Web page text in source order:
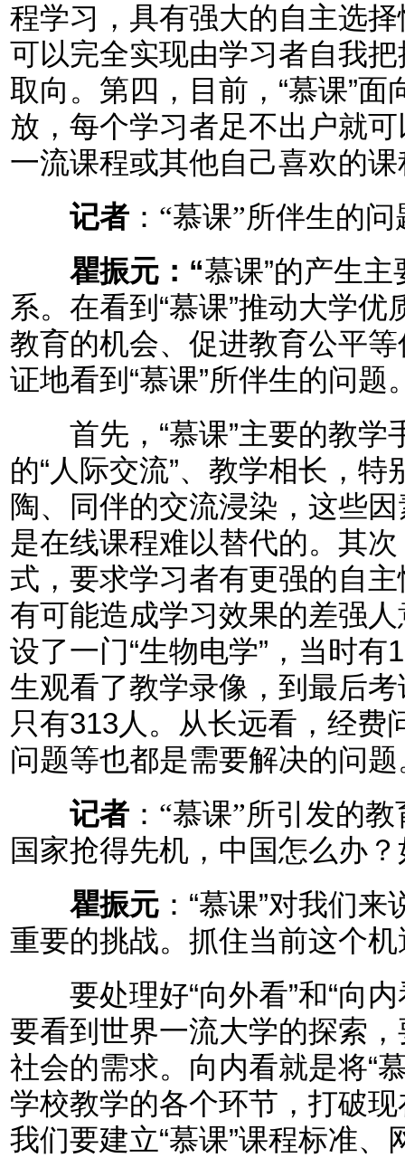
程学习，具有强大的自主选
可以完全实现由学习者自我
取向。第四，目前，“慕课”
放，每个学习者足不出户就
一流课程或其他自己喜欢的
记者 ：“慕课”所伴生的
瞿振元：“慕课”的产生
系。在看到“慕课”推动大学
教育的机会、促进教育公平
证地看到“慕课”所伴生的问题
首先，“慕课”主要的教学
的“人际交流”、教学相长，
陶、同伴的交流浸染，这些
是在线课程难以替代的。其
式，要求学习者有更强的自
有可能造成学习效果的差强
设了一门“生物电学”，当时
生观看了教学录像，到最后
只有313人。从长远看，经费
问题等也都是需要解决的问题
记者 ：“慕课”所引发的
国家抢得先机，中国怎么办
瞿振元 ：“慕课”对我们
重要的挑战。抓住当前这个
要处理好“向外看”和“向内
要看到世界一流大学的探索
社会的需求。向内看就是将“
学校教学的各个环节，打破
我们要建立“慕课”课程标准